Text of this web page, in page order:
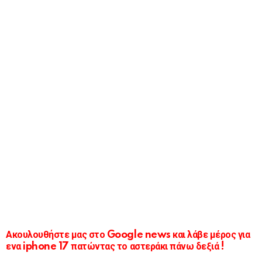
Ακουλουθήστε μας στο Google news και λάβε μέρος για
ενα iphone 17 πατώντας το αστεράκι πάνω δεξιά !